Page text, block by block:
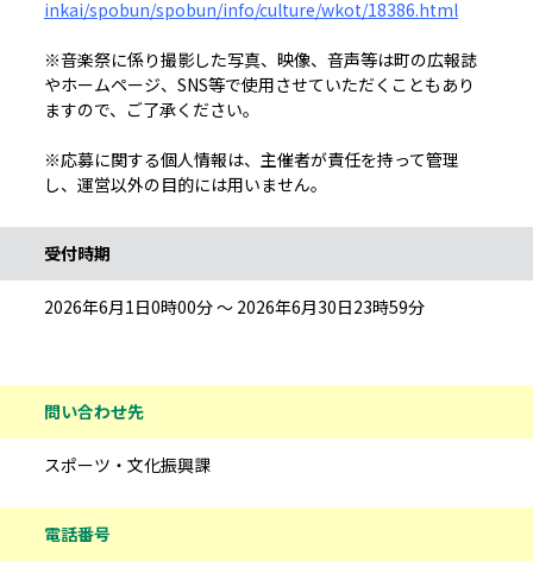
inkai/spobun/spobun/info/culture/wkot/18386.html
※音楽祭に係り撮影した写真、映像、音声等は町の広報誌
やホームページ、SNS等で使用させていただくこともあり
ますので、ご了承ください。
※応募に関する個人情報は、主催者が責任を持って管理
し、運営以外の目的には用いません。
受付時期
2026年6月1日0時00分 ～ 2026年6月30日23時59分
問い合わせ先
スポーツ・文化振興課
電話番号